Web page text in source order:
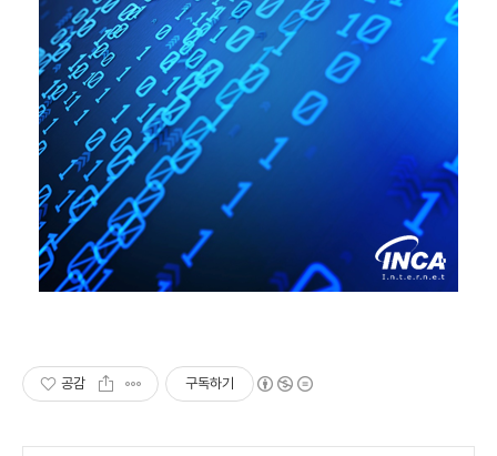
공감 구독하기